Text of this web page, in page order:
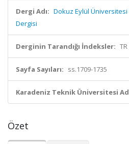
Dergi Adı: Dokuz Eylül
Dergisi
Derginin Tarandığı İndeksler:
Sayfa Sayıları: ss.1709-1735
Karadeniz Teknik Üniversitesi
Özet